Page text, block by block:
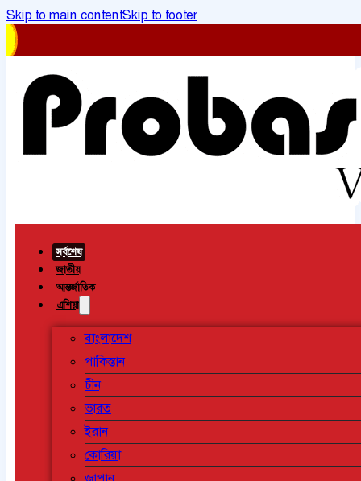
Skip to main contentSkip to footer
সর্বশেষ
জাতীয়
আন্তর্জাতিক
এশিয়া
বাংলাদেশ
পাকিস্তান
চীন
ভারত
ইরান
কোরিয়া